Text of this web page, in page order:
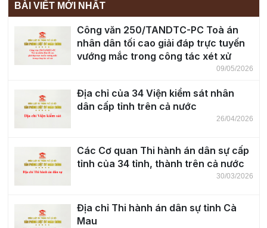
BÀI VIẾT MỚI NHẤT
Công văn 250/TANDTC-PC Toà án
nhân dân tối cao giải đáp trực tuyến
vướng mắc trong công tác xét xử
09/05/2026
Địa chỉ của 34 Viện kiểm sát nhân
dân cấp tỉnh trên cả nước
26/04/2026
Các Cơ quan Thi hành án dân sự cấp
tỉnh của 34 tỉnh, thành trên cả nước
30/03/2026
Địa chỉ Thi hành án dân sự tỉnh Cà
Mau